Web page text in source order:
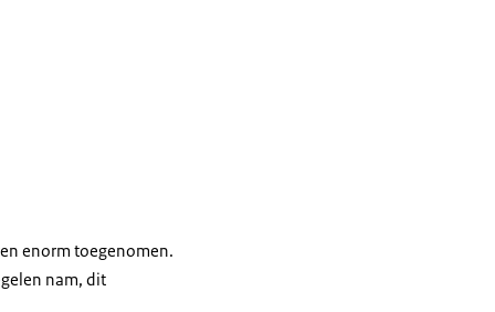
enorm toegenomen.
nam, dit